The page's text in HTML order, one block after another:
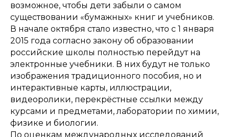
возможное, чтобы дети забыли о самом
существовании «бумажных» книг и учебников.
В начале октября стало известно, что с 1 января
2015 года согласно закону об образовании
российские школы полностью перейдут на
электронные учебники. В них будут не только
изображения традиционного пособия, но и
интерактивные карты, иллюстрации,
видеоролики, перекрёстные ссылки между
курсами и предметами, лаборатории по химии,
физике и биологии.
По оценкам международных исследований